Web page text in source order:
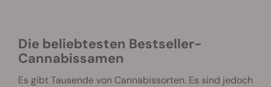
Die beliebtesten Bestseller-
Cannabissamen
Es gibt Tausende von Cannabissorten. Es sind jedoch